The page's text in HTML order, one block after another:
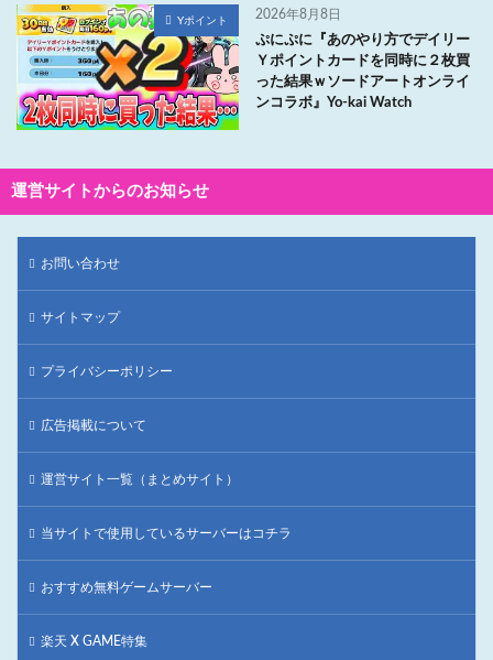
Yポイント 2026年8月8日
ぷにぷに『あのやり方でデイリー
Ｙポイントカードを同時に２枚買
った結果ｗソードアートオンライ
ンコラボ』Yo-kai Watch
運営サイトからのお知らせ
お問い合わせ
サイトマップ
プライバシーポリシー
広告掲載について
運営サイト一覧（まとめサイト）
当サイトで使用しているサーバーはコチラ
おすすめ無料ゲームサーバー
楽天 X GAME特集